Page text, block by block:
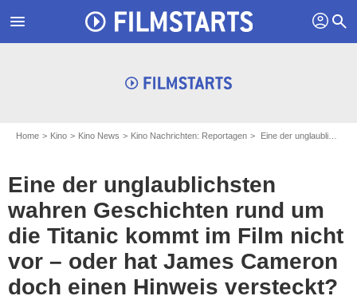
menu profil search
Home Kino Kino News Kino Nachrichten: Reportagen Eine der unglaublichsten wahren Geschichten rund um die Titanic kommt im Film nicht vor – oder hat James Cameron doch einen Hinweis versteckt?
Eine der unglaublichsten
wahren Geschichten rund um
die Titanic kommt im Film nicht
vor – oder hat James Cameron
doch einen Hinweis versteckt?